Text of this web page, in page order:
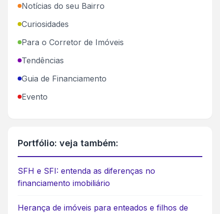
Notícias do seu Bairro
Curiosidades
Para o Corretor de Imóveis
Tendências
Guia de Financiamento
Evento
Portfólio: veja também:
SFH e SFI: entenda as diferenças no
financiamento imobiliário
Herança de imóveis para enteados e filhos de